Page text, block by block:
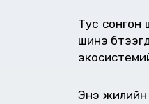
Тус сонгон
шинэ
Энэ жилийн